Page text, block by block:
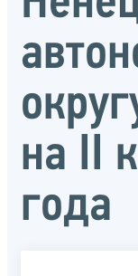
на II
года